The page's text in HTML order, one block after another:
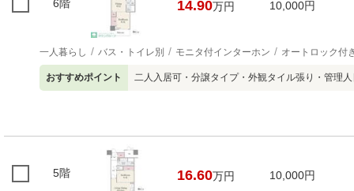
6階 14.90万円 10,000円
一人暮らし バス・トイレ別 モニタ付インターホン オートロック付
おすすめポイント 二人入居可・分譲タイプ・外観タイル張り・管理
5階 16.60万円 10,000円